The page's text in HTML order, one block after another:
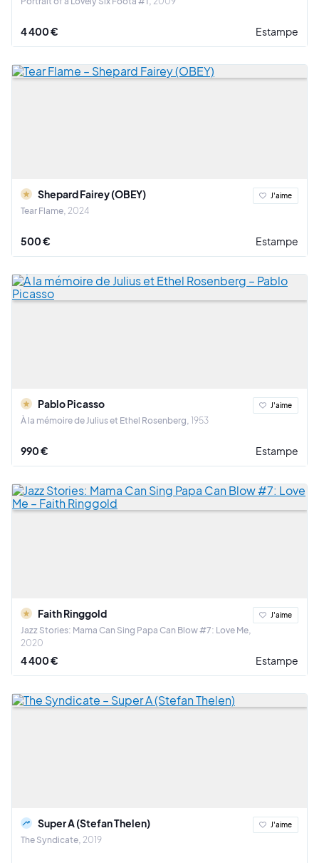
4 400 € Estampe
Shepard Fairey (OBEY)
Tear Flame 2024
J'aime
500 € Estampe
Pablo Picasso
À la mémoire de Julius et Ethel Rosenberg 1953
J'aime
990 € Estampe
Faith Ringgold
Jazz Stories: Mama Can Sing Papa Can Blow #7: Love Me
2020
J'aime
4 400 € Estampe
Super A (Stefan Thelen)
The Syndicate 2019
J'aime